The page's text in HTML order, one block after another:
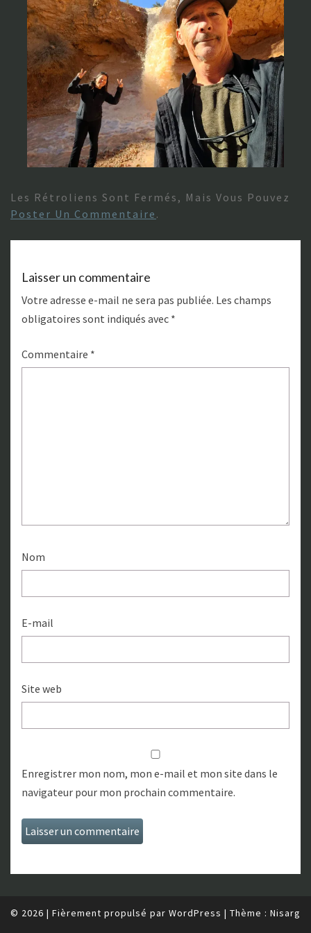
Les Rétroliens Sont Fermés, Mais Vous Pouvez
Poster Un Commentaire .
Laisser un commentaire
Votre adresse e-mail ne sera pas publiée. Les champs
obligatoires sont indiqués avec *
Commentaire *
Nom
E-mail
Site web
Enregistrer mon nom, mon e-mail et mon site dans le
navigateur pour mon prochain commentaire.
© 2026 | Fièrement propulsé par WordPress | Thème : Nisarg